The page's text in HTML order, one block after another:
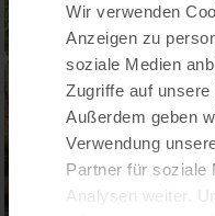
Wir verwenden
Anzeigen zu
soziale Medien
Zugriffe auf
Außerdem geben
Verwendung
Partner für soziale
Analysen weiter.